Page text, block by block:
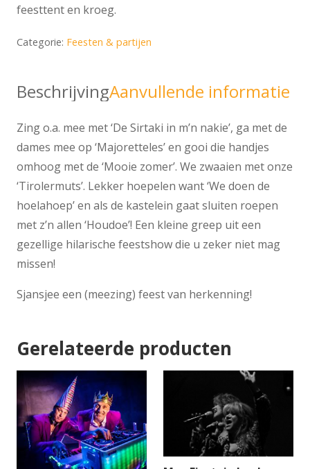
feesttent en kroeg.
Categorie: Feesten & partijen
BeschrijvingAanvullende informatie
Zing o.a. mee met ‘De Sirtaki in m’n nakie’, ga met de
dames mee op ‘Majoretteles’ en gooi die handjes
omhoog met de ‘Mooie zomer’. We zwaaien met onze
‘Tirolermuts’. Lekker hoepelen want ‘We doen de
hoelahoep’ en als de kastelein gaat sluiten roepen
met z’n allen ‘Houdoe’! Een kleine greep uit een
gezellige hilarische feestshow die u zeker niet mag
missen!
Sjansjee een (meezing) feest van herkenning!
Gerelateerde producten